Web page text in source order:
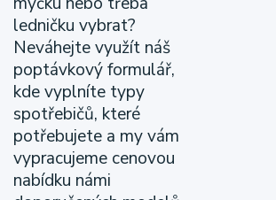
ledničku vybrat?
Neváhejte využít náš
poptávkový formulář,
kde vyplníte typy
spotřebičů, které
potřebujete a my vám
vypracujeme cenovou
nabídku námi